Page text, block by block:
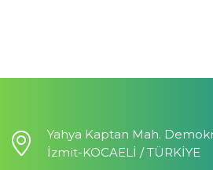
Yahya Kaptan Mah.
İzmit-KOCAELİ / TÜRKİYE